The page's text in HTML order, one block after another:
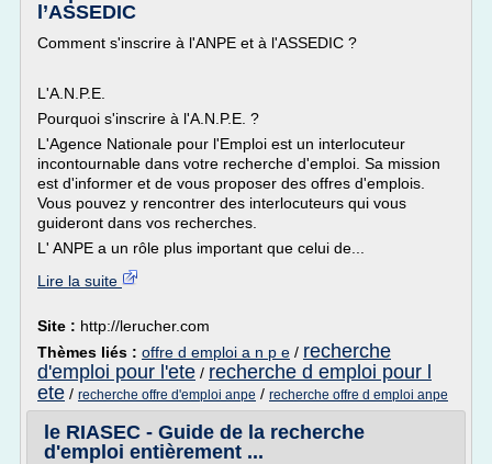
l’ASSEDIC
Comment s'inscrire à l'ANPE et à l'ASSEDIC ?
L'A.N.P.E.
Pourquoi s'inscrire à l'A.N.P.E. ?
L'Agence Nationale pour l'Emploi est un interlocuteur
incontournable dans votre recherche d'emploi. Sa mission
est d'informer et de vous proposer des offres d'emplois.
Vous pouvez y rencontrer des interlocuteurs qui vous
guideront dans vos recherches.
L' ANPE a un rôle plus important que celui de...
Lire la suite
Site : http://lerucher.com
Thèmes liés : offre d emploi a n p e / recherche
d'emploi pour l'ete / recherche d emploi pour l
ete / recherche offre d'emploi anpe / recherche offre d emploi anpe
le RIASEC - Guide de la recherche
d'emploi entièrement ...